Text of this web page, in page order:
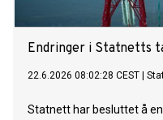
Endringer i Statnetts
22.6.2026 08:02:28 CEST
Statnett har besluttet å